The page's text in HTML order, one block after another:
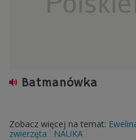
Batmanówka
Zobacz więcej na temat:
zwierzęta
NAUKA